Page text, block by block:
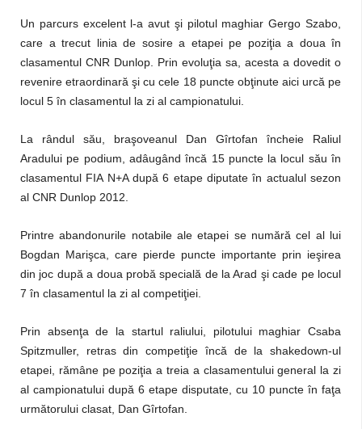
Un parcurs excelent l-a avut şi pilotul maghiar Gergo Szabo,
care a trecut linia de sosire a etapei pe poziţia a doua în
clasamentul CNR Dunlop. Prin evoluţia sa, acesta a dovedit o
revenire etraordinară şi cu cele 18 puncte obţinute aici urcă pe
locul 5 în clasamentul la zi al campionatului.
La rândul său, braşoveanul Dan Gîrtofan încheie Raliul
Aradului pe podium, adâugând încă 15 puncte la locul său în
clasamentul FIA N+A după 6 etape diputate în actualul sezon
al CNR Dunlop 2012.
Printre abandonurile notabile ale etapei se numără cel al lui
Bogdan Marişca, care pierde puncte importante prin ieşirea
din joc după a doua probă specială de la Arad şi cade pe locul
7 în clasamentul la zi al competiţiei.
Prin absenţa de la startul raliului, pilotului maghiar Csaba
Spitzmuller, retras din competiţie încă de la shakedown-ul
etapei, rămâne pe poziţia a treia a clasamentului general la zi
al campionatului după 6 etape disputate, cu 10 puncte în faţa
următorului clasat, Dan Gîrtofan.